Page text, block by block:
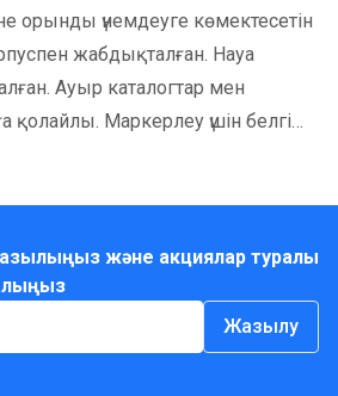
орынды үнемдеуге көмектесетін
жабдықталған. Науа
Ауыр каталогтар мен
қолайлы. Маркерлеу үшін белгіше
науасы үйде немесе кеңседе
арқасында маңызды қағаздар мен
астыңызда болады.
және акциялар туралы
Жазылу